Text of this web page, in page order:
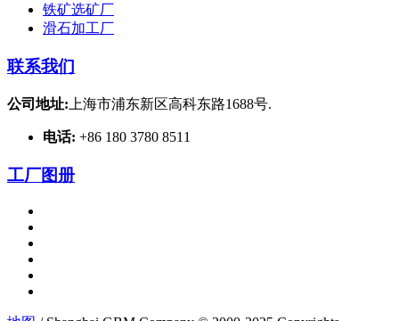
铁矿选矿厂
滑石加工厂
联系我们
公司地址: 上海市浦东新区高科东路1688号.
电话: +86 180 3780 8511
工厂图册